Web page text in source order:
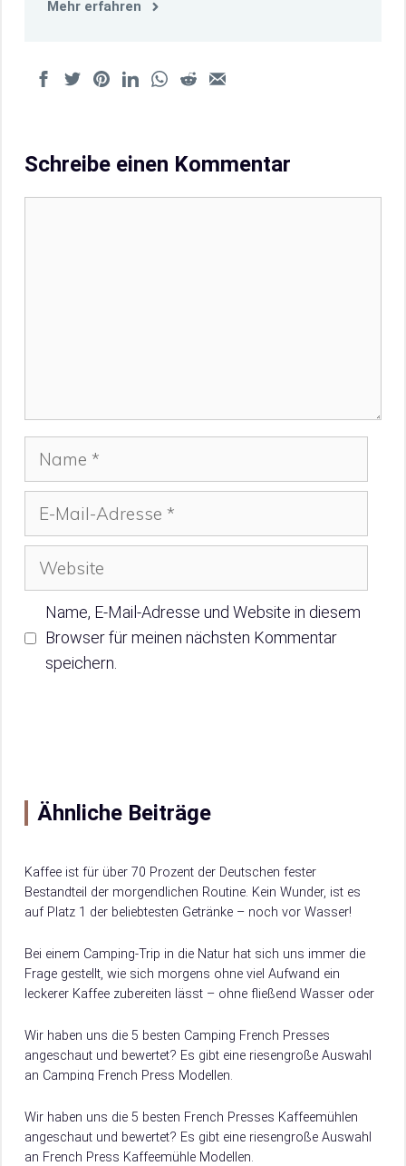
Mehr erfahren
Schreibe einen Kommentar
Name, E-Mail-Adresse und Website in diesem
Browser für meinen nächsten Kommentar
speichern.
Ähnliche Beiträge
Kaffee ist für über 70 Prozent der Deutschen fester
Bestandteil der morgendlichen Routine. Kein Wunder, ist es
auf Platz 1 der beliebtesten Getränke – noch vor Wasser!
Bei einem Camping-Trip in die Natur hat sich uns immer die
Frage gestellt, wie sich morgens ohne viel Aufwand ein
leckerer Kaffee zubereiten lässt – ohne fließend Wasser oder
Wir haben uns die 5 besten Camping French Presses
angeschaut und bewertet? Es gibt eine riesengroße Auswahl
an Camping French Press Modellen.
wir dir hier, worauf es beim Kauf von Camping French Press
ankommt.
Wir haben uns die 5 besten French Presses Kaffeemühlen
angeschaut und bewertet? Es gibt eine riesengroße Auswahl
an French Press Kaffeemühle Modellen.